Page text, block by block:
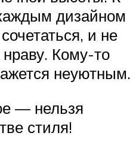
дизайном
и не
Кому-то
неуютным.
— нельзя
стиля!